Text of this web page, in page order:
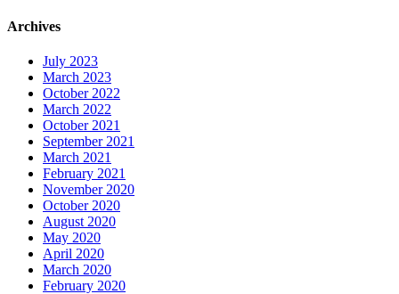
Archives
July 2023
March 2023
October 2022
March 2022
October 2021
September 2021
March 2021
February 2021
November 2020
October 2020
August 2020
May 2020
April 2020
March 2020
February 2020